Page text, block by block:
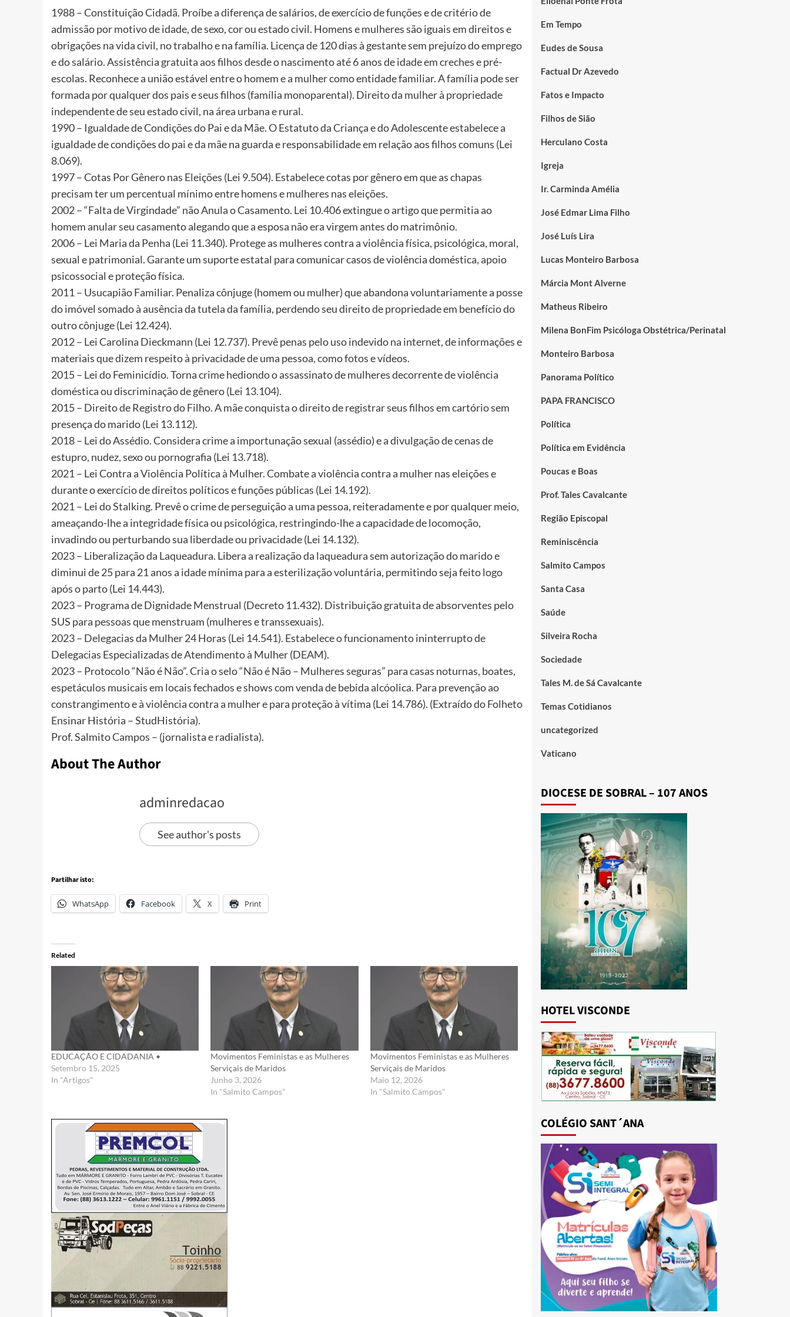
1988 – Constituição Cidadã. Proíbe a diferença de salários, de exercício de funções e de critério de
admissão por motivo de idade, de sexo, cor ou estado civil. Homens e mulheres são iguais em direitos e
obrigações na vida civil, no trabalho e na família. Licença de 120 dias à gestante sem prejuízo do emprego
e do salário. Assistência gratuita aos filhos desde o nascimento até 6 anos de idade em creches e pré-
escolas. Reconhece a união estável entre o homem e a mulher como entidade familiar. A família pode ser
formada por qualquer dos pais e seus filhos (família monoparental). Direito da mulher à propriedade
independente de seu estado civil, na área urbana e rural.
1990 – Igualdade de Condições do Pai e da Mãe. O Estatuto da Criança e do Adolescente estabelece a
igualdade de condições do pai e da mãe na guarda e responsabilidade em relação aos filhos comuns (Lei
8.069).
1997 – Cotas Por Gênero nas Eleições (Lei 9.504). Estabelece cotas por gênero em que as chapas
precisam ter um percentual mínimo entre homens e mulheres nas eleições.
2002 – “Falta de Virgindade” não Anula o Casamento. Lei 10.406 extingue o artigo que permitia ao
homem anular seu casamento alegando que a esposa não era virgem antes do matrimônio.
2006 – Lei Maria da Penha (Lei 11.340). Protege as mulheres contra a violência física, psicológica, moral,
sexual e patrimonial. Garante um suporte estatal para comunicar casos de violência doméstica, apoio
psicossocial e proteção física.
2011 – Usucapião Familiar. Penaliza cônjuge (homem ou mulher) que abandona voluntariamente a posse
do imóvel somado à ausência da tutela da família, perdendo seu direito de propriedade em benefício do
outro cônjuge (Lei 12.424).
2012 – Lei Carolina Dieckmann (Lei 12.737). Prevê penas pelo uso indevido na internet, de informações e
materiais que dizem respeito à privacidade de uma pessoa, como fotos e vídeos.
2015 – Lei do Feminicídio. Torna crime hediondo o assassinato de mulheres decorrente de violência
doméstica ou discriminação de gênero (Lei 13.104).
2015 – Direito de Registro do Filho. A mãe conquista o direito de registrar seus filhos em cartório sem
presença do marido (Lei 13.112).
2018 – Lei do Assédio. Considera crime a importunação sexual (assédio) e a divulgação de cenas de
estupro, nudez, sexo ou pornografia (Lei 13.718).
2021 – Lei Contra a Violência Política à Mulher. Combate a violência contra a mulher nas eleições e
durante o exercício de direitos políticos e funções públicas (Lei 14.192).
2021 – Lei do Stalking. Prevê o crime de perseguição a uma pessoa, reiteradamente e por qualquer meio,
ameaçando-lhe a integridade física ou psicológica, restringindo-lhe a capacidade de locomoção,
invadindo ou perturbando sua liberdade ou privacidade (Lei 14.132).
2023 – Liberalização da Laqueadura. Libera a realização da laqueadura sem autorização do marido e
diminui de 25 para 21 anos a idade mínima para a esterilização voluntária, permitindo seja feito logo
após o parto (Lei 14.443).
2023 – Programa de Dignidade Menstrual (Decreto 11.432). Distribuição gratuita de absorventes pelo
SUS para pessoas que menstruam (mulheres e transsexuais).
2023 – Delegacias da Mulher 24 Horas (Lei 14.541). Estabelece o funcionamento ininterrupto de
Delegacias Especializadas de Atendimento à Mulher (DEAM).
2023 – Protocolo “Não é Não”. Cria o selo “Não é Não – Mulheres seguras” para casas noturnas, boates,
espetáculos musicais em locais fechados e shows com venda de bebida alcóolica. Para prevenção ao
constrangimento e à violência contra a mulher e para proteção à vítima (Lei 14.786). (Extraído do Folheto
Ensinar História – StudHistória).
Prof. Salmito Campos – (jornalista e radialista).
About The Author
adminredacao
See author's posts
Partilhar isto:
WhatsApp Facebook X Print
Related
EDUCAÇÃO E CIDADANIA •
Setembro 15, 2025
In "Artigos"
Movimentos Feministas e as Mulheres
Serviçais de Maridos
Junho 3, 2026
In "Salmito Campos"
Movimentos Feministas e as Mulheres
Serviçais de Maridos
Maio 12, 2026
In "Salmito Campos"
Em Tempo
Eudes de Sousa
Factual Dr Azevedo
Fatos e Impacto
Filhos de Sião
Herculano Costa
Igreja
Ir. Carminda Amélia
José Edmar Lima Filho
José Luís Lira
Lucas Monteiro Barbosa
Márcia Mont Alverne
Matheus Ribeiro
Milena BonFim Psicóloga Obstétrica/Perinatal
Monteiro Barbosa
Panorama Político
PAPA FRANCISCO
Política
Política em Evidência
Poucas e Boas
Prof. Tales Cavalcante
Região Episcopal
Reminiscência
Salmito Campos
Santa Casa
Saúde
Silveira Rocha
Sociedade
Tales M. de Sá Cavalcante
Temas Cotidianos
uncategorized
Vaticano
DIOCESE DE SOBRAL – 107 ANOS
HOTEL VISCONDE
COLÉGIO SANT´ANA